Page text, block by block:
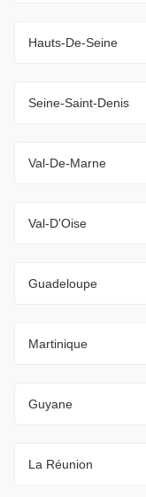
Hauts-De-Seine
Seine-Saint-Denis
Val-De-Marne
Val-D'Oise
Guadeloupe
Martinique
Guyane
La Réunion